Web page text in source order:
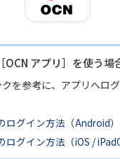
OCN アプリ］を使う場
を参考に、アプリへロ
ログイン方法（Android）
ログイン方法（iOS /